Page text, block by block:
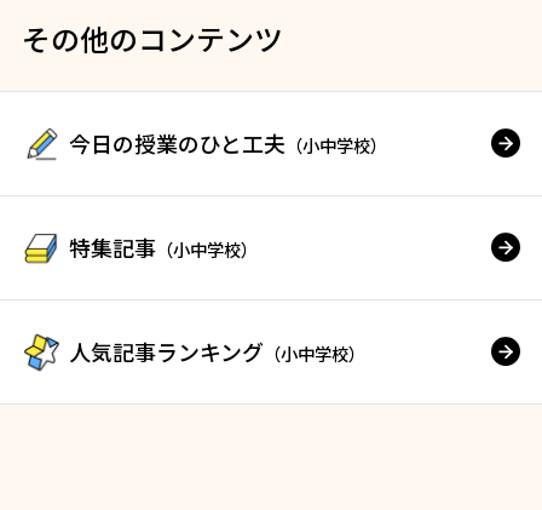
その他のコンテンツ
今日の授業のひと工夫 （小中学校）
特集記事 （小中学校）
人気記事ランキング （小中学校）